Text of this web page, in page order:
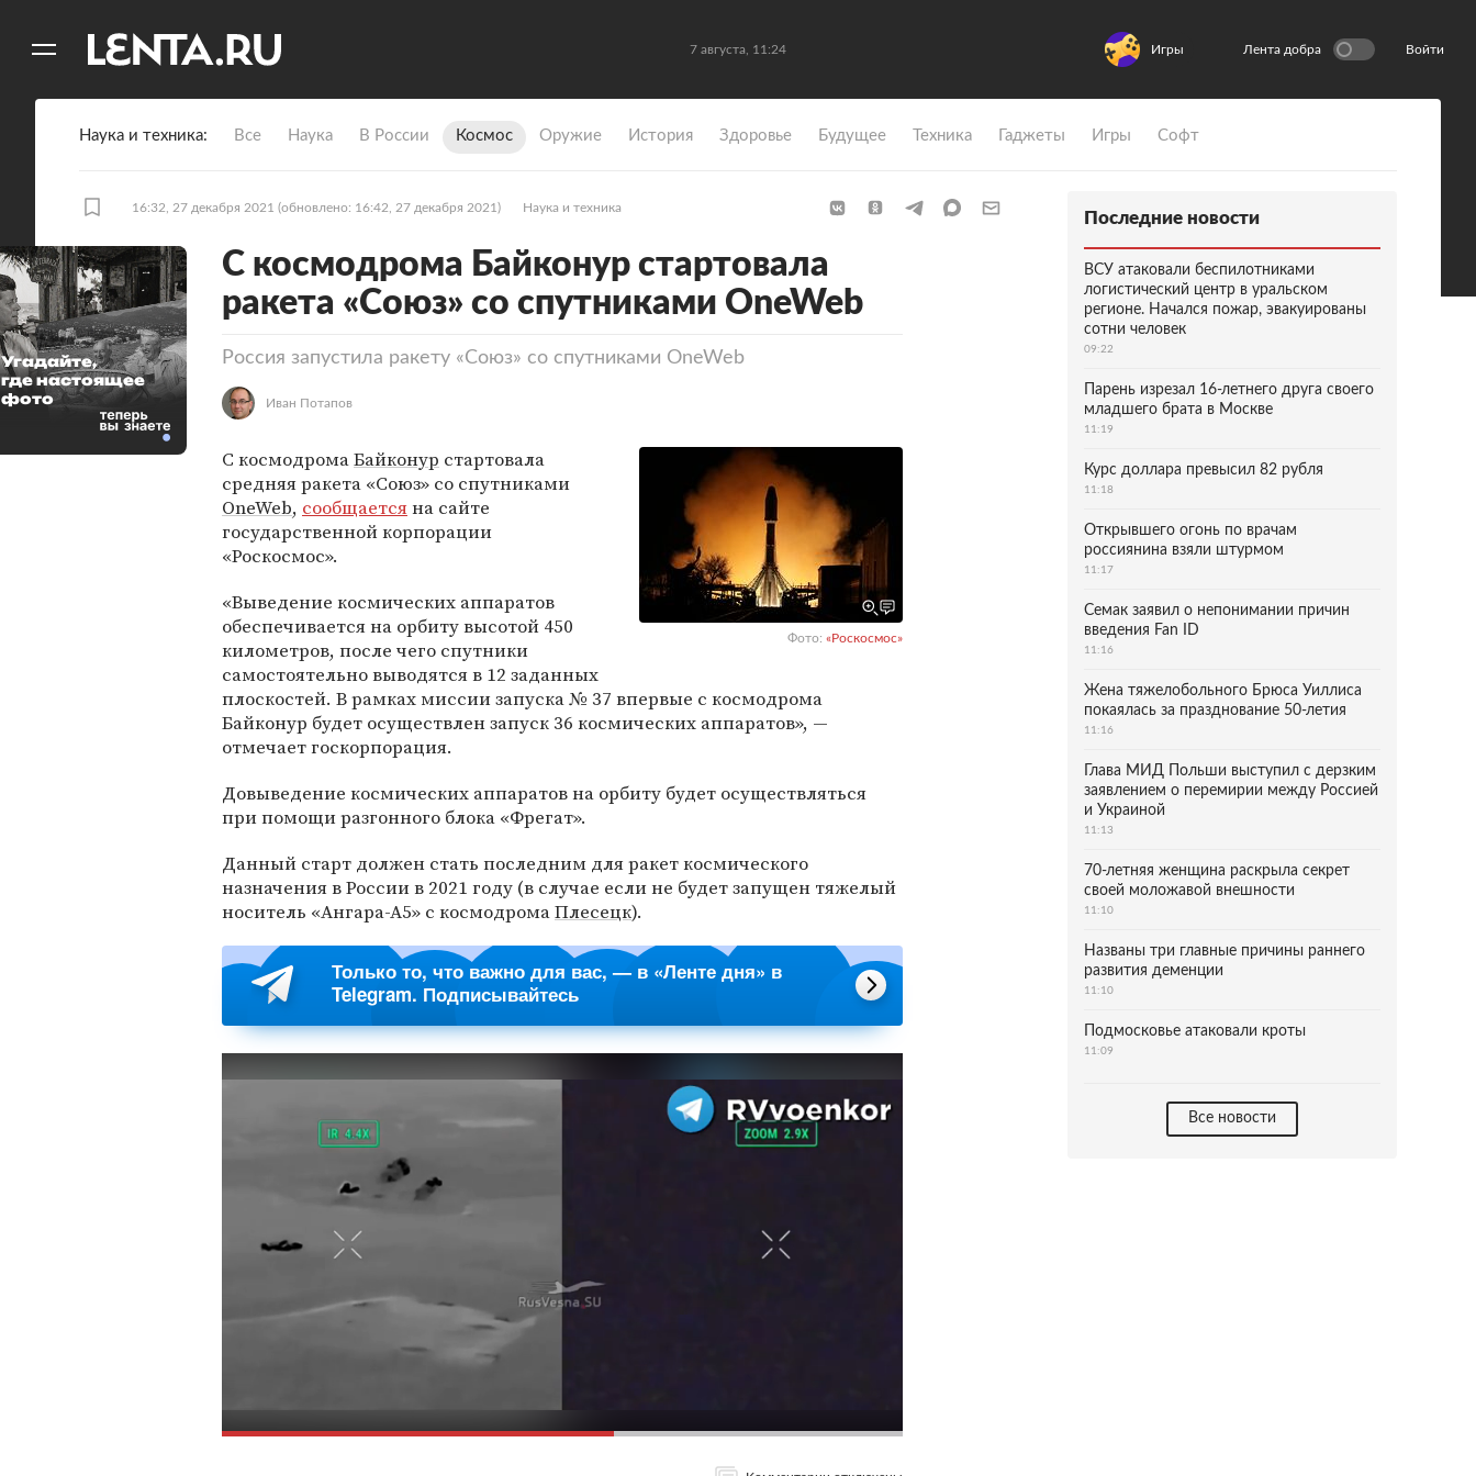
7 августа, 11:24 Игры Лента добра Войти
Наука и техника Все Наука В России Космос Оружие История Здоровье Будущее Техника Гаджеты Игры Софт
16:32, 27 декабря 2021 (обновлено: 16:42, 27 декабря 2021) Наука и техника
С космодрома Байконур стартовала
ракета «Союз» со спутниками OneWeb
Россия запустила ракету «Союз» со спутниками OneWeb
Иван Потапов
Фото: «Роскосмос»
С космодромаБайконур стартовала
средняя ракета «Союз» со спутниками
OneWeb, сообщаетсяна сайте
государственной корпорации
«Роскосмос».
«Выведение космических аппаратов
обеспечивается на орбиту высотой 450
километров, после чего спутники
самостоятельно выводятся в 12 заданных
плоскостей. В рамках миссии запуска № 37 впервые с космодрома
Байконур будет осуществлен запуск 36 космических аппаратов», —
отмечает госкорпорация.
Довыведение космических аппаратов на орбиту будет осуществляться
при помощи разгонного блока «Фрегат».
Данный старт должен стать последним для ракет космического
назначения в России в 2021 году (в случае если не будет запущен тяжелый
носитель «Ангара-А5» с космодромаПлесецк).
Только то, что важно для вас, — в «Ленте дня» в
Telegram. Подписывайтесь
Угадайте,
где настоящее
фото
Последние новости
ВСУ атаковали беспилотниками
логистический центр в уральском
регионе. Начался пожар, эвакуированы
сотни человек
09:22
Парень изрезал 16-летнего друга своего
младшего брата в Москве
11:19
Курс доллара превысил 82 рубля
11:18
Открывшего огонь по врачам
россиянина взяли штурмом
11:17
Семак заявил о непонимании причин
введения Fan ID
11:16
Жена тяжелобольного Брюса Уиллиса
покаялась за празднование 50-летия
11:16
Глава МИД Польши выступил с дерзким
заявлением о перемирии между Россией
и Украиной
11:13
70-летняя женщина раскрыла секрет
своей моложавой внешности
11:10
Названы три главные причины раннего
развития деменции
11:10
Подмосковье атаковали кроты
11:09
Все новости